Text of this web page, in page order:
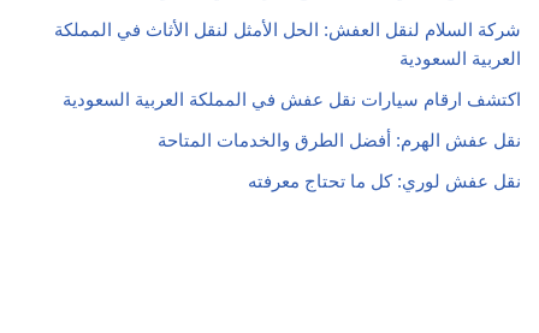
شركة السلام لنقل العفش: الحل الأمثل لنقل الأثاث في المملكة
العربية السعودية
اكتشف ارقام سيارات نقل عفش في المملكة العربية السعودية
نقل عفش الهرم: أفضل الطرق والخدمات المتاحة
نقل عفش لوري: كل ما تحتاج معرفته